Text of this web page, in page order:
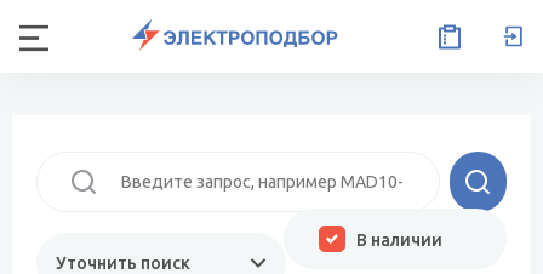
Уточнить поиск
В наличии